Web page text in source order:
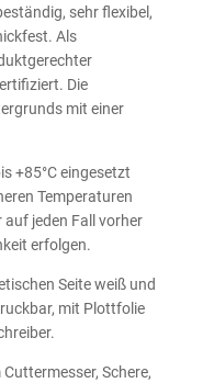
sehr flexibel,
Als
Die
mit einer
+85°C eingesetzt
Temperaturen
jeden Fall vorher
erfolgen.
Seite weiß und
mit Plottfolie
Schere,